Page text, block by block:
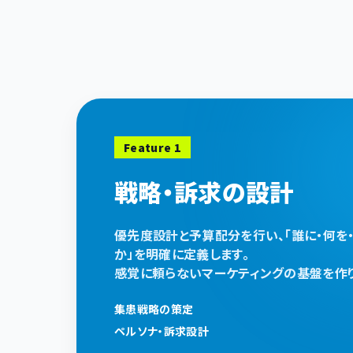
Feature 1
戦略・訴求の設計
優先度設計と予算配分を行い、「誰に・何を
か」を明確に定義します。
感覚に頼らないマーケティングの基盤を作
集患戦略の策定
ペルソナ・訴求設計